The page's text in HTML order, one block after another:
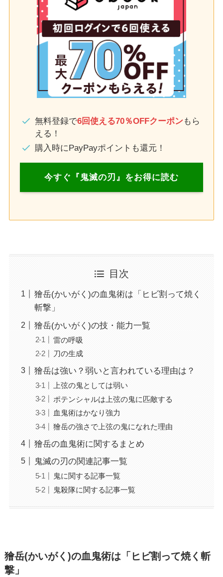
無料登録で6回使える70％OFFクーポンもら
える！
購入時にPayPayポイントも還元！
今すぐ『鬼滅の刃』をお得に読む
目次
獪岳(かいがく)の血鬼術は「ヒビ割って焼く
斬撃」
獪岳(かいがく)の技・能力一覧
雷の呼吸
刀の生成
獪岳は強い？弱いと言われている理由は？
上弦の鬼としては弱い
ポテンシャルは上弦の鬼に匹敵する
血鬼術はかなり強力
獪岳の強さで上弦の鬼になれた理由
獪岳の血鬼術に関するまとめ
鬼滅の刃の関連記事一覧
鬼に関する記事一覧
鬼殺隊に関する記事一覧
獪岳(かいがく)の血鬼術は「ヒビ割って焼く斬
撃」